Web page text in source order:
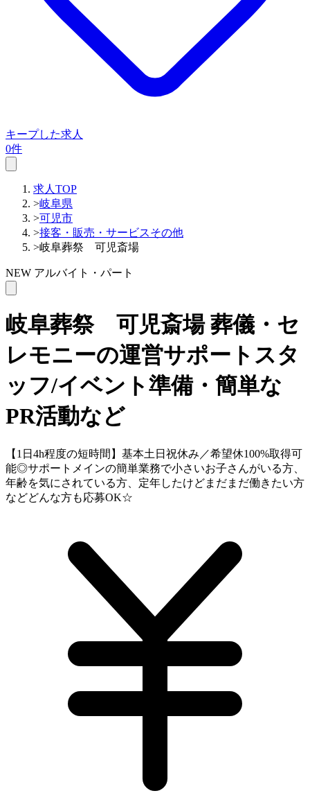
キープした求人
0件
求人TOP
>岐阜県
>可児市
>接客・販売・サービスその他
>岐阜葬祭 可児斎場
NEW アルバイト・パート
岐阜葬祭 可児斎場葬儀・セ
レモニーの運営サポートスタ
ッフ/イベント準備・簡単な
PR活動など
【1日4h程度の短時間】基本土日祝休み／希望休100%取得可
能◎サポートメインの簡単業務で小さいお子さんがいる方、
年齢を気にされている方、定年したけどまだまだ働きたい方
などどんな方も応募OK☆